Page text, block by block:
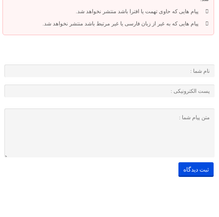
پیام هایی که حاوی تهمت یا افترا باشد منتشر نخواهد شد.
پیام هایی که به غیر از زبان فارسی یا غیر مرتبط باشد منتشر نخواهد شد.